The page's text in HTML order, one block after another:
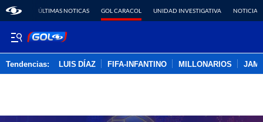
ÚLTIMAS NOTICAS GOL CARACOL UNIDAD INVESTIGATIVA NOTICIAS
Tendencias: LUIS DÍAZ FIFA-INFANTINO MILLONARIOS